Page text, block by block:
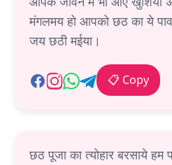
मंगलमय हो आपको छठ का ये
जय छठी मईया।
📋 Copy
छठ पूजा का त्योहार बरसाये हम